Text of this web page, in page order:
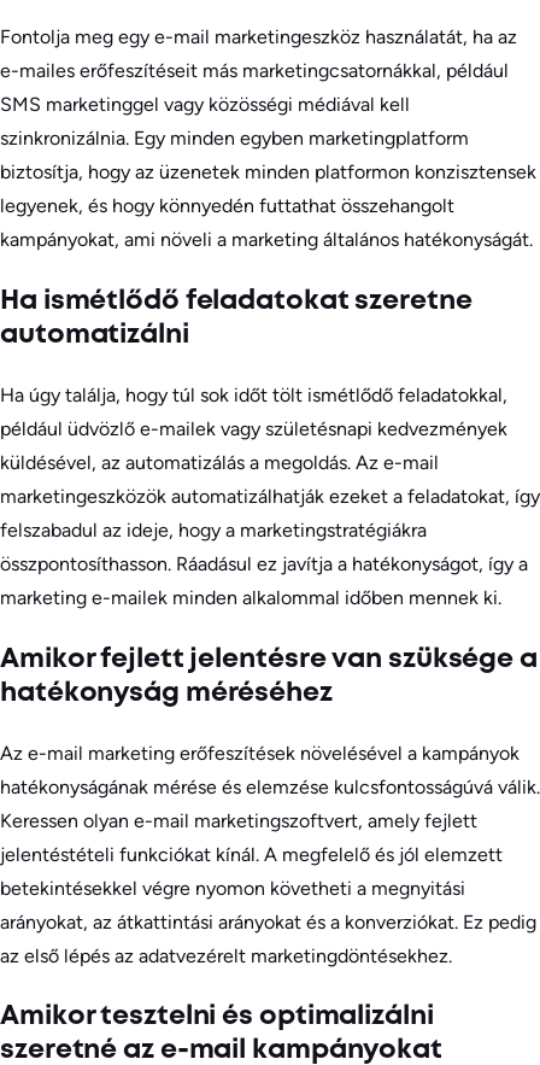
Fontolja meg egy e-mail marketingeszköz használatát, ha az
e-mailes erőfeszítéseit más marketingcsatornákkal, például
SMS marketinggel vagy közösségi médiával kell
szinkronizálnia. Egy minden egyben marketingplatform
biztosítja, hogy az üzenetek minden platformon konzisztensek
legyenek, és hogy könnyedén futtathat összehangolt
kampányokat, ami növeli a marketing általános hatékonyságát.
Ha ismétlődő feladatokat szeretne
automatizálni
Ha úgy találja, hogy túl sok időt tölt ismétlődő feladatokkal,
például üdvözlő e-mailek vagy születésnapi kedvezmények
küldésével, az automatizálás a megoldás. Az e-mail
marketingeszközök automatizálhatják ezeket a feladatokat, így
felszabadul az ideje, hogy a marketingstratégiákra
összpontosíthasson. Ráadásul ez javítja a hatékonyságot, így a
marketing e-mailek minden alkalommal időben mennek ki.
Amikor fejlett jelentésre van szüksége a
hatékonyság méréséhez
Az e-mail marketing erőfeszítések növelésével a kampányok
hatékonyságának mérése és elemzése kulcsfontosságúvá válik.
Keressen olyan e-mail marketingszoftvert, amely fejlett
jelentéstételi funkciókat kínál. A megfelelő és jól elemzett
betekintésekkel végre nyomon követheti a megnyitási
arányokat, az átkattintási arányokat és a konverziókat. Ez pedig
az első lépés az adatvezérelt marketingdöntésekhez.
Amikor tesztelni és optimalizálni
szeretné az e-mail kampányokat